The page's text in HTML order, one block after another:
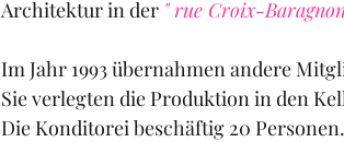
Architektur in der " rue Croix-
Im Jahr 1993 übernahmen andere
Sie verlegten die Produktion in den
Die Konditorei beschäftig 20 Personen.